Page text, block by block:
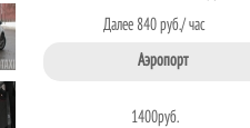
Далее 840 руб./ час
Аэропорт
1400руб.